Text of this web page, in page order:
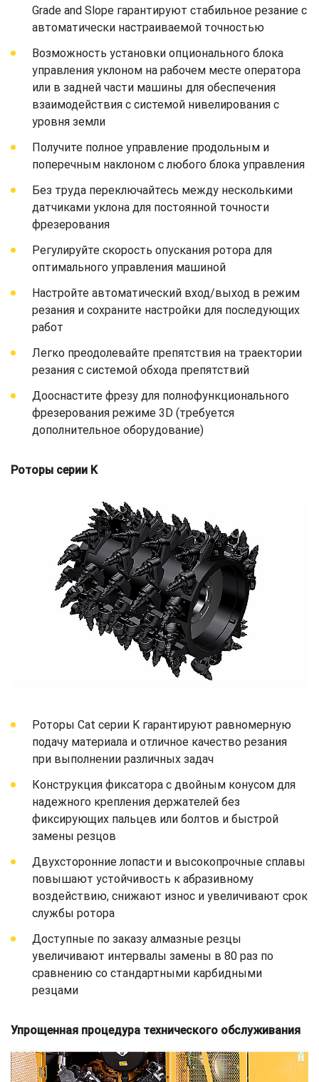
Grade and Slope гарантируют стабильное резание с
автоматически настраиваемой точностью
Возможность установки опционального блока
управления уклоном на рабочем месте оператора
или в задней части машины для обеспечения
взаимодействия с системой нивелирования с
уровня земли
Получите полное управление продольным и
поперечным наклоном с любого блока управления
Без труда переключайтесь между несколькими
датчиками уклона для постоянной точности
фрезерования
Регулируйте скорость опускания ротора для
оптимального управления машиной
Настройте автоматический вход/выход в режим
резания и сохраните настройки для последующих
работ
Легко преодолевайте препятствия на траектории
резания с системой обхода препятствий
Дооснастите фрезу для полнофункционального
фрезерования режиме 3D (требуется
дополнительное оборудование)
Роторы серии K
Роторы Cat серии K гарантируют равномерную
подачу материала и отличное качество резания
при выполнении различных задач
Конструкция фиксатора с двойным конусом для
надежного крепления держателей без
фиксирующих пальцев или болтов и быстрой
замены резцов
Двухсторонние лопасти и высокопрочные сплавы
повышают устойчивость к абразивному
воздействию, снижают износ и увеличивают срок
службы ротора
Доступные по заказу алмазные резцы
увеличивают интервалы замены в 80 раз по
сравнению со стандартными карбидными
резцами
Упрощенная процедура технического обслуживания